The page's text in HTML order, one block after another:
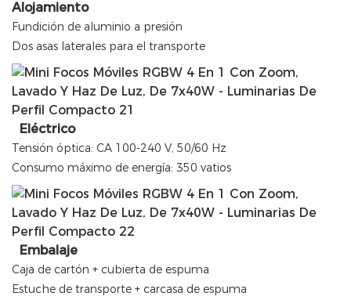
Alojamiento
Fundición de aluminio a presión
Dos asas laterales para el transporte
Eléctrico
Tensión óptica: CA 100-240 V, 50/60 Hz
Consumo máximo de energía: 350 vatios
Embalaje
Caja de cartón + cubierta de espuma
Estuche de transporte + carcasa de espuma